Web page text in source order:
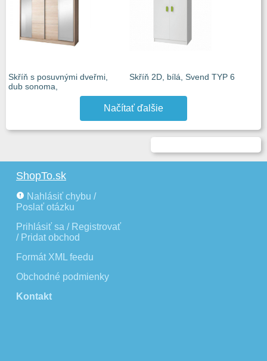
Skříň s posuvnými dveřmi,
dub sonoma,
Skříň 2D, bílá, Svend TYP 6
Načítať ďalšie
ShopTo.sk
Nahlásiť chybu /
Poslať otázku
Prihlásiť sa / Registrovať
/ Pridat obchod
Formát XML feedu
Obchodné podmienky
Kontakt